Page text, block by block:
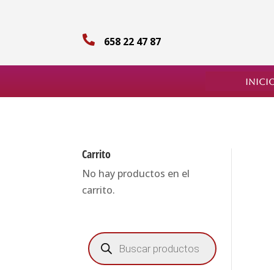
 658 22 47 87
Carrito
No hay productos en el
carrito.
Búsqueda
de
productos